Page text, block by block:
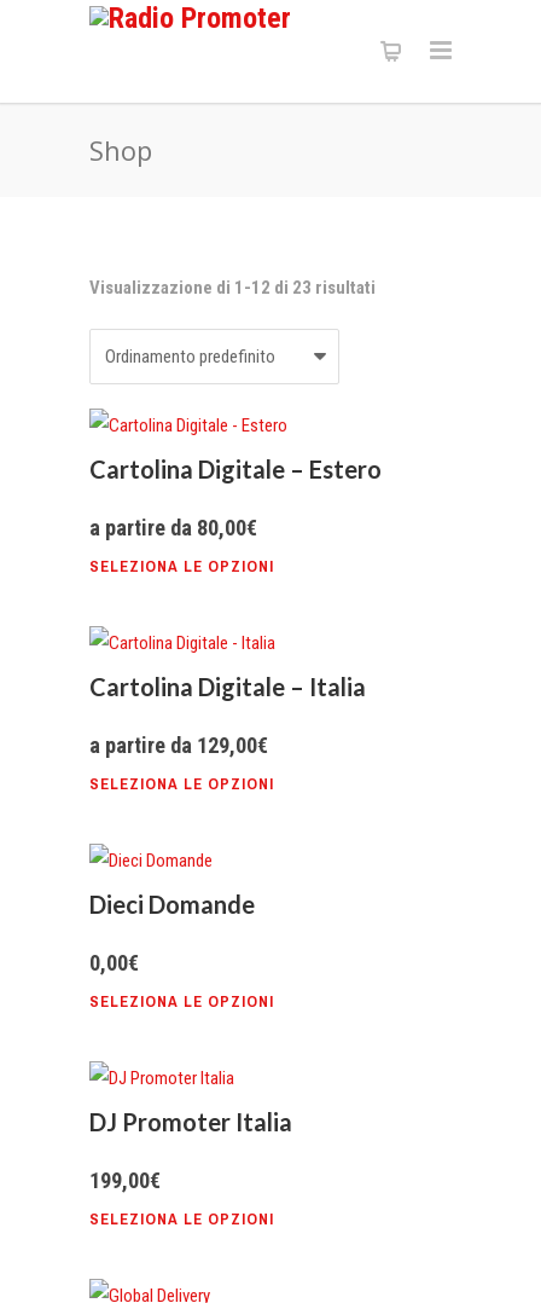
Shop
Visualizzazione di 1-12 di 23 risultati
Cartolina Digitale – Estero
a partire da 80,00€
SELEZIONA LE OPZIONI
Cartolina Digitale – Italia
a partire da 129,00€
SELEZIONA LE OPZIONI
Dieci Domande
0,00€
SELEZIONA LE OPZIONI
DJ Promoter Italia
199,00€
SELEZIONA LE OPZIONI